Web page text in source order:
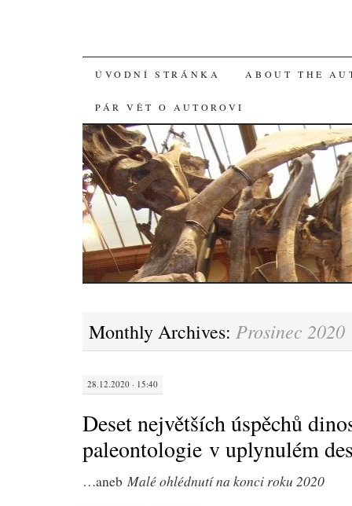
SKIP
TO
CONTENT
ÚVODNÍ STRÁNKA ABOUT THE
PÁR VĚT O AUTOROVI
Monthly Archives: Prosinec 2020
28.12.2020 · 15:40
Deset největších úspěchů
paleontologie v uplynulém
…aneb Malé ohlédnutí na konci roku 2020